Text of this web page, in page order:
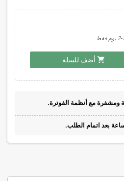
shopping_cart أضف للسلة
ومشفرة مع أنظمة الفوترة.